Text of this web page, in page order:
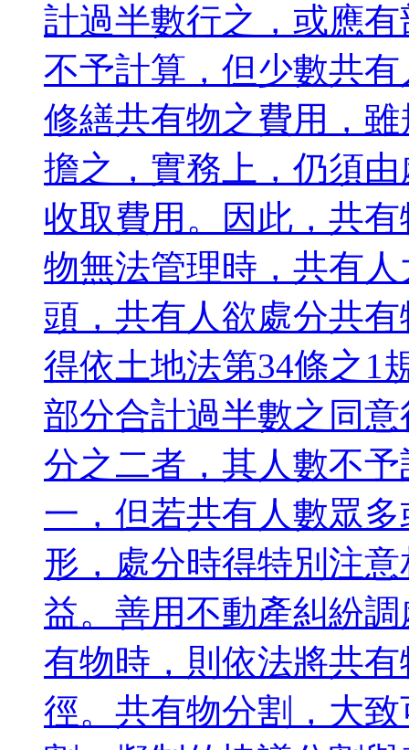
計過半數行之，或應
不予計算，但少數共
修繕共有物之費用，
擔之，實務上，仍須
收取費用。因此，共
物無法管理時，共有
頭，共有人欲處分共
得依土地法第34條之1
部分合計過半數之同
分之二者，其人數不
一，但若共有人數眾
形，處分時得特別注
益。善用不動產糾紛
有物時，則依法將共
徑。共有物分割，大